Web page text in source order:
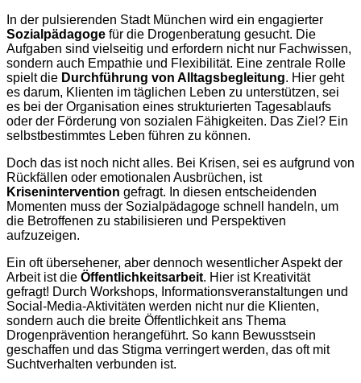
In der pulsierenden Stadt München wird ein engagierter
Sozialpädagoge für die Drogenberatung gesucht. Die
Aufgaben sind vielseitig und erfordern nicht nur Fachwissen,
sondern auch Empathie und Flexibilität. Eine zentrale Rolle
spielt die Durchführung von Alltagsbegleitung. Hier geht
es darum, Klienten im täglichen Leben zu unterstützen, sei
es bei der Organisation eines strukturierten Tagesablaufs
oder der Förderung von sozialen Fähigkeiten. Das Ziel? Ein
selbstbestimmtes Leben führen zu können.
Doch das ist noch nicht alles. Bei Krisen, sei es aufgrund von
Rückfällen oder emotionalen Ausbrüchen, ist
Krisenintervention gefragt. In diesen entscheidenden
Momenten muss der Sozialpädagoge schnell handeln, um
die Betroffenen zu stabilisieren und Perspektiven
aufzuzeigen.
Ein oft übersehener, aber dennoch wesentlicher Aspekt der
Arbeit ist die Öffentlichkeitsarbeit. Hier ist Kreativität
gefragt! Durch Workshops, Informationsveranstaltungen und
Social-Media-Aktivitäten werden nicht nur die Klienten,
sondern auch die breite Öffentlichkeit ans Thema
Drogenprävention herangeführt. So kann Bewusstsein
geschaffen und das Stigma verringert werden, das oft mit
Suchtverhalten verbunden ist.